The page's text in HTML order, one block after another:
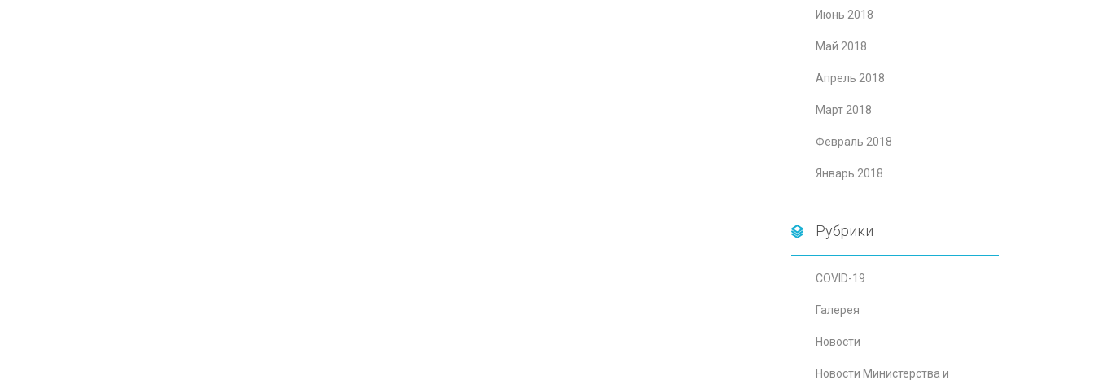
Июнь 2018
Май 2018
Апрель 2018
Март 2018
Февраль 2018
Январь 2018
Рубрики
COVID-19
Галерея
Новости
Новости Министерства и